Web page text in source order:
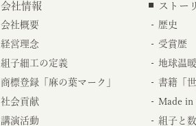
会社情報
会社概要
経営理念
組子細工の定義
商標登録「麻の葉マーク」
社会貢献
講演活動
ストー
歴史
受賞歴
地球温
書籍「
Made in
組子と